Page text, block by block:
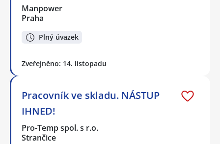
Manpower
Praha
Plný úvazek
Zveřejněno: 14. listopadu
Pracovník ve skladu. NÁSTUP
IHNED!
Pro-Temp spol. s r.o.
Strančice